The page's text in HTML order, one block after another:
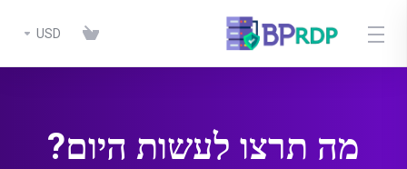
USD
מה תרצו לעשות היום?